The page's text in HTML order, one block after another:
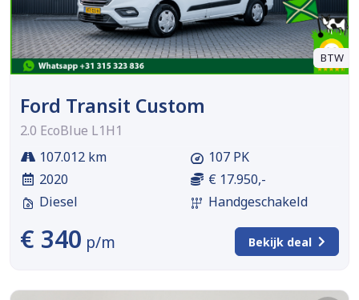
BTW
Ford Transit Custom
2.0 EcoBlue L1H1
107.012 km
2020
Diesel
107 PK
€ 17.950,-
Handgeschakeld
€ 340 p/m Bekijk deal